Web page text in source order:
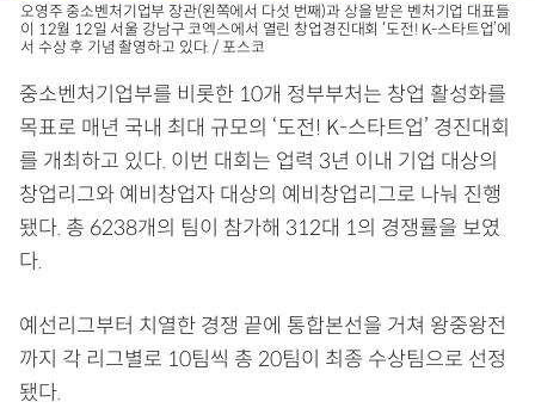
오영주 중소벤처기업부 장관(왼쪽에서 다섯 번째)과 상을 받은 벤처기업 대표들
이 12월 12일 서울 강남구 코엑스에서 열린 창업경진대회 ‘도전! K-스타트업’에
서 수상 후 기념 촬영하고 있다. / 포스코
중소벤처기업부를 비롯한 10개 정부부처는 창업 활성화를
목표로 매년 국내 최대 규모의 ‘도전! K-스타트업’ 경진대회
를 개최하고 있다. 이번 대회는 업력 3년 이내 기업 대상의
창업리그와 예비창업자 대상의 예비창업리그로 나눠 진행
됐다. 총 6238개의 팀이 참가해 312대 1의 경쟁률을 보였
다.
예선리그부터 치열한 경쟁 끝에 통합본선을 거쳐 왕중왕전
까지 각 리그별로 10팀씩 총 20팀이 최종 수상팀으로 선정
됐다.